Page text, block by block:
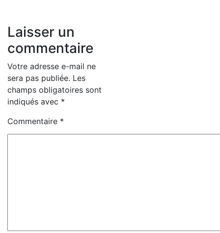
Laisser un
commentaire
Votre adresse e-mail ne
sera pas publiée. Les
champs obligatoires sont
indiqués avec *
Commentaire *